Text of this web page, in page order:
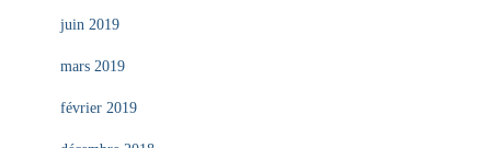
juin 2019
mars 2019
février 2019